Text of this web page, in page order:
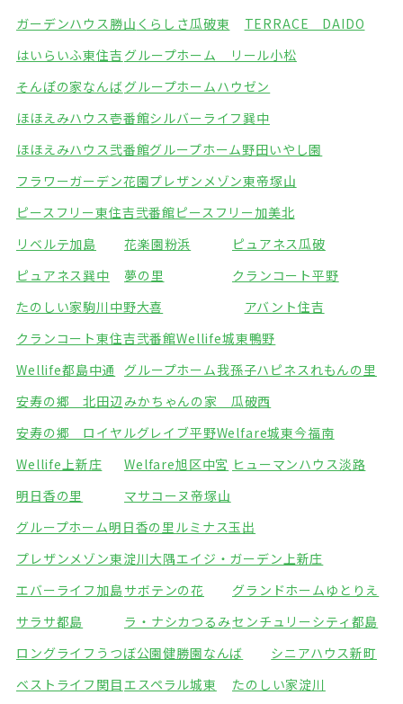
ガーデンハウス勝山 くらしさ瓜破東
TERRACE DAIDO
はいらいふ東住吉 グループホーム リール小松
そんぽの家なんばグループホームハウゼン
ほほえみハウス壱番館シルバーライフ巽中
ほほえみハウス弐番館グループホーム野田いやし園
フラワーガーデン花園プレザンメゾン東帝塚山
ピースフリー東住吉弐番館ピースフリー加美北
リベルテ加島
花楽園粉浜
ピュアネス瓜破
ピュアネス巽中
夢の里
クランコート平野
たのしい家駒川中野大喜
アバント住吉
クランコート東住吉弐番館Wellife城東鴨野
Wellife都島中通
グループホーム我孫子ハピネスれもんの里
安寿の郷 北田辺 みかちゃんの家 瓜破西
安寿の郷 ロイヤルグレイブ平野Welfare城東今福南
Wellife上新庄
Welfare旭区中宮 ヒューマンハウス淡路
明日香の里
マサコーヌ帝塚山
グループホーム明日香の里 ルミナス玉出
プレザンメゾン東淀川大隅エイジ・ガーデン上新庄
エバーライフ加島サボテンの花
グランドホームゆとりえ
サラサ都島
ラ・ナシカつるみセンチュリーシティ都島
ロングライフうつぼ公園健勝園なんば
シニアハウス新町
ベストライフ関目エスペラル城東
たのしい家淀川